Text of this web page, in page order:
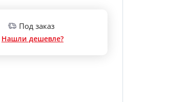
Под заказ
Нашли дешевле?